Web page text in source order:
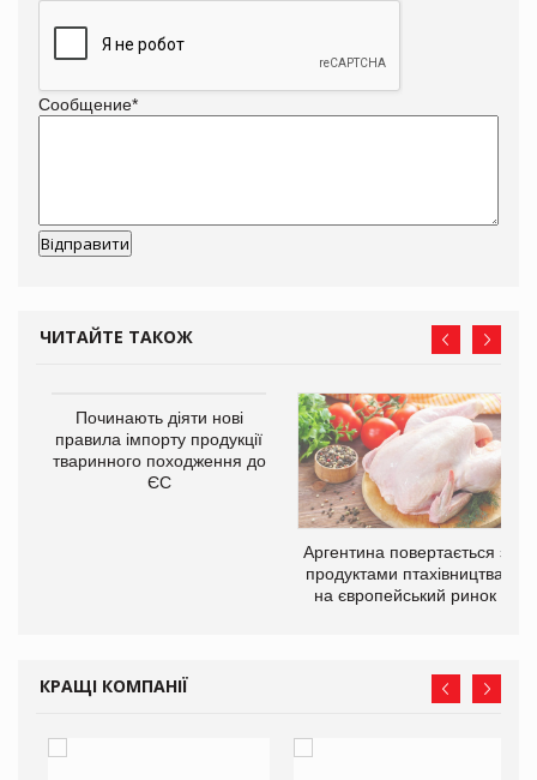
Сообщение*
ЧИТАЙТЕ ТАКОЖ
Починають діяти нові
правила імпорту продукції
тваринного походження до
ЄС
Аргентина повертається з
продуктами птахівництва
на європейський ринок
КРАЩІ КОМПАНІЇ